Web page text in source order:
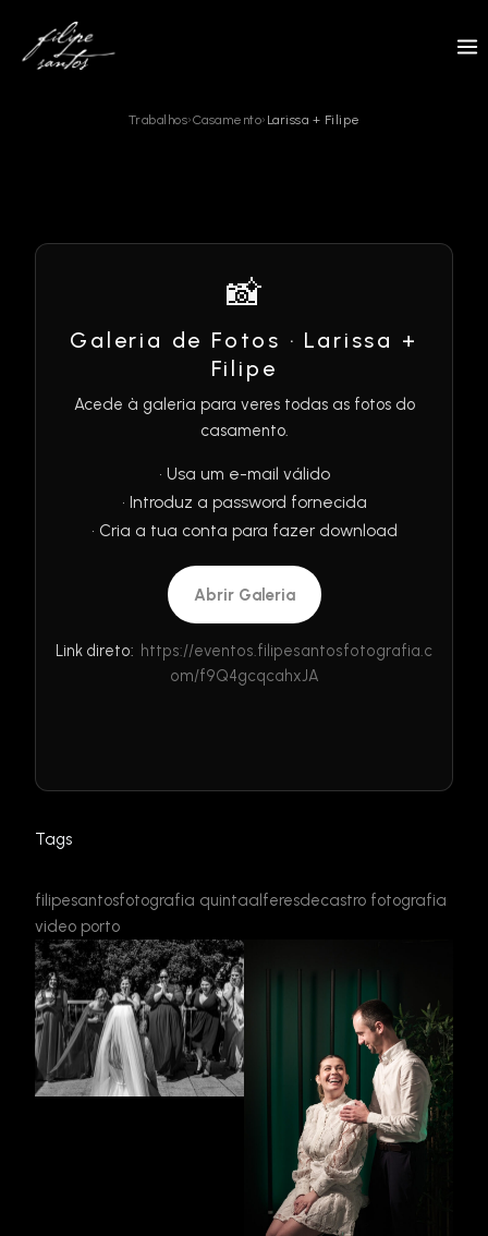
content
Trabalhos›Casamento› Larissa + Filipe
📸
Galeria de Fotos · Larissa +
Filipe
Acede à galeria para veres todas as fotos do
casamento.
• Usa um e-mail válido
• Introduz a password fornecida
• Cria a tua conta para fazer download
Abrir Galeria
Link direto: https://eventos.filipesantosfotografia.c
om/f9Q4gcqcahxJA
Tags
filipesantosfotografia quintaalferesdecastro fotografia
video porto